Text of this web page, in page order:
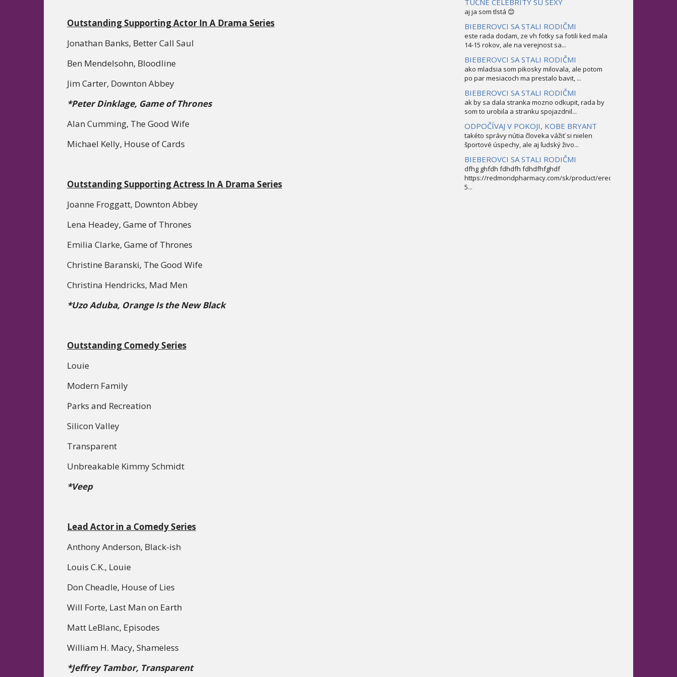
Outstanding Supporting Actor In A Drama Series
Jonathan Banks, Better Call Saul
Ben Mendelsohn, Bloodline
Jim Carter, Downton Abbey
*Peter Dinklage, Game of Thrones
Alan Cumming, The Good Wife
Michael Kelly, House of Cards
Outstanding Supporting Actress In A Drama Series
Joanne Froggatt, Downton Abbey
Lena Headey, Game of Thrones
Emilia Clarke, Game of Thrones
Christine Baranski, The Good Wife
Christina Hendricks, Mad Men
*Uzo Aduba, Orange Is the New Black
Outstanding Comedy Series
Louie
Modern Family
Parks and Recreation
Silicon Valley
Transparent
Unbreakable Kimmy Schmidt
*Veep
Lead Actor in a Comedy Series
Anthony Anderson, Black-ish
Louis C.K., Louie
Don Cheadle, House of Lies
Will Forte, Last Man on Earth
Matt LeBlanc, Episodes
William H. Macy, Shameless
*Jeffrey Tambor, Transparent
TUČNÉ CELEBRITY SÚ SEXY
aj ja som tlstá 😊
BIEBEROVCI SA STALI RODIČMI
este rada dodam, ze vh fotky sa fotili ked mala
14-15 rokov, ale na verejnost sa...
BIEBEROVCI SA STALI RODIČMI
ako mladsia som pikosky milovala, ale potom
po par mesiacoch ma prestalo bavit, ...
BIEBEROVCI SA STALI RODIČMI
ak by sa dala stranka mozno odkupit, rada by
som to urobila a stranku spojazdnil...
ODPOČÍVAJ V POKOJI, KOBE BRYANT
takéto správy nútia človeka vážiť si nielen
športové úspechy, ale aj ľudský živo...
BIEBEROVCI SA STALI RODIČMI
dfhg ghfdh fdhdfh fdhdfhfghdf
https://redmondpharmacy.com/sk/product/erectofil-
5...